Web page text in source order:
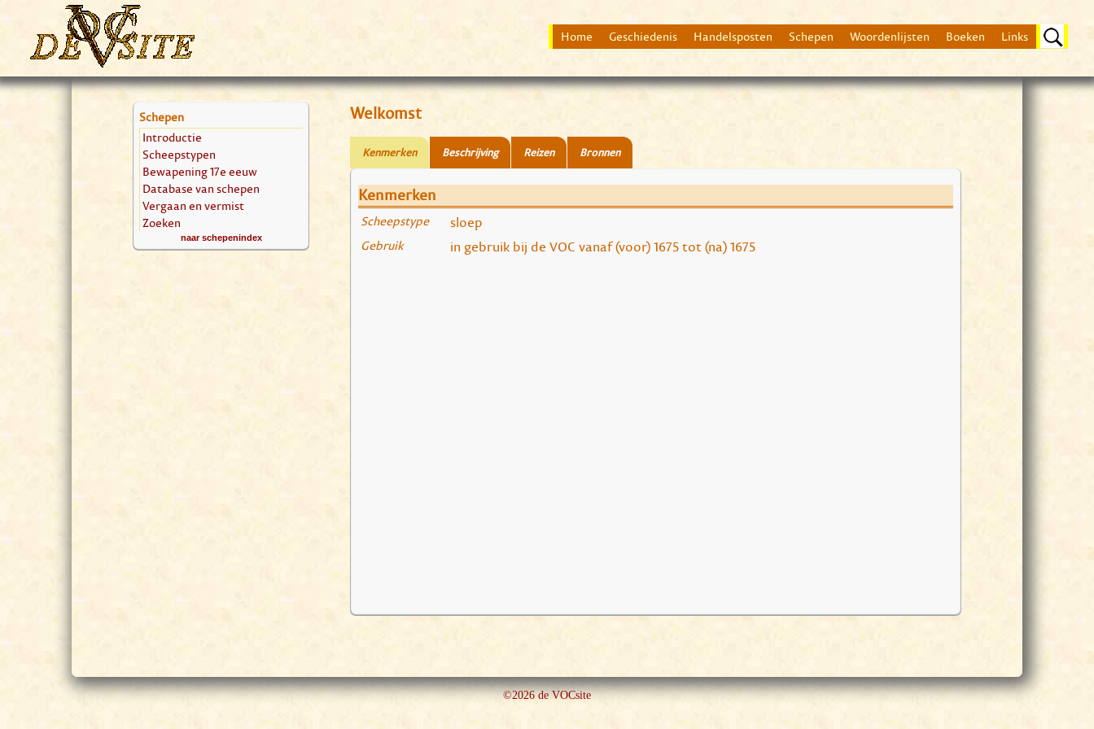
Home Geschiedenis Handelsposten Schepen Woordenlijsten Boeken Links
Schepen
Introductie
Scheepstypen
Bewapening 17e eeuw
Database van schepen
Vergaan en vermist
Zoeken
naar schepenindex
Welkomst
Kenmerken Beschrijving Reizen Bronnen
Kenmerken
Scheepstype sloep
Gebruik in gebruik bij de VOC vanaf (voor) 1675 tot (na) 1675
©2026 de VOCsite